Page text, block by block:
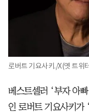
로버트 기요사키./X(옛 트위
베스트셀러 ‘부자 아
인 로버트 기요사키가